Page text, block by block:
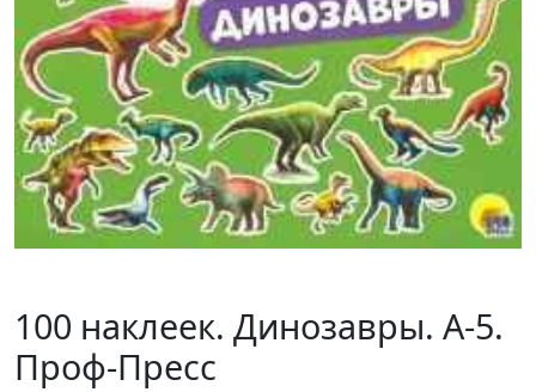
100 наклеек. Динозавры. А-5.
Проф-Пресс